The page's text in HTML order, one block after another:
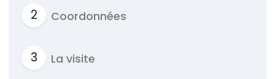
Coordonnées
La visite